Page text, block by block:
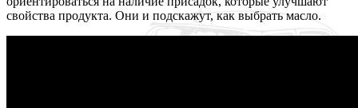
свойства продукта. Они и подскажут, как выбрать масло.